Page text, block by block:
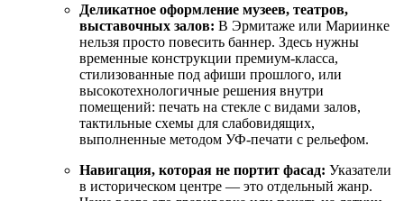
Деликатное оформление музеев, театров,
выставочных залов: В Эрмитаже или Мариинке
нельзя просто повесить баннер. Здесь нужны
временные конструкции премиум-класса,
стилизованные под афиши прошлого, или
высокотехнологичные решения внутри
помещений: печать на стекле с видами залов,
тактильные схемы для слабовидящих,
выполненные методом УФ-печати с рельефом.
Навигация, которая не портит фасад: Указатели
в историческом центре — это отдельный жанр.